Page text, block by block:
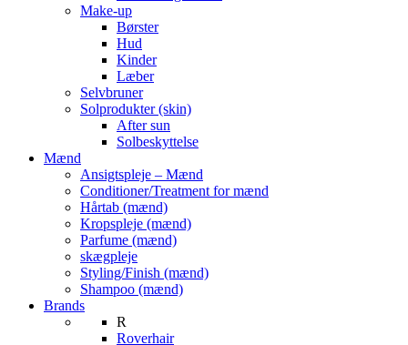
Make-up
Børster
Hud
Kinder
Læber
Selvbruner
Solprodukter (skin)
After sun
Solbeskyttelse
Mænd
Ansigtspleje – Mænd
Conditioner/Treatment for mænd
Hårtab (mænd)
Kropspleje (mænd)
Parfume (mænd)
skægpleje
Styling/Finish (mænd)
Shampoo (mænd)
Brands
R
Roverhair